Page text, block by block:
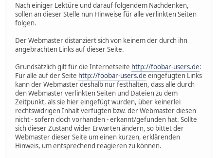
Nach einiger Lektüre und darauf folgendem Nachdenken,
sollen an dieser Stelle nun Hinweise für alle verlinkten Seiten
folgen.
Der Webmaster distanziert sich von keinem der durch ihn
angebrachten Links auf dieser Seite.
Grundsätzlich gilt für die Internetseite http://foobar-users.de:
Für alle auf der Seite http://foobar-users.de eingefügten Links
kann der Webmaster deshalb nur festhalten, dass alle durch
den Webmaster verlinkten Seiten und Dateien zu dem
Zeitpunkt, als sie hier eingefügt wurden, über keinerlei
rechtswidrigen Inhalt verfügten bzw. der Webmaster diesen
nicht - sofern doch vorhanden - erkannt/gefunden hat. Sollte
sich dieser Zustand wider Erwarten ändern, so bittet der
Webmaster dieser Seite um einen kurzen, erklärenden
Hinweis, um entsprechend reagieren zu können.